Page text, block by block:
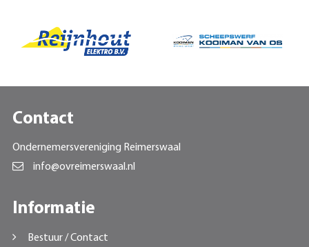
Contact
Ondernemersvereniging Reimerswaal
info@ovreimerswaal.nl
Informatie
Bestuur / Contact